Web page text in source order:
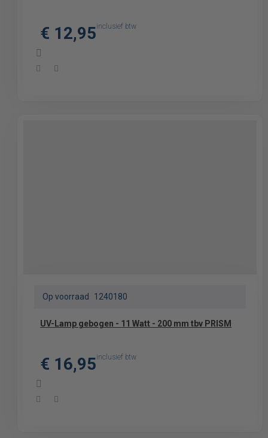
€ 12,95inclusief btw
Op voorraad 1240180
UV-Lamp gebogen - 11 Watt - 200 mm tbv PRISM
€ 16,95inclusief btw